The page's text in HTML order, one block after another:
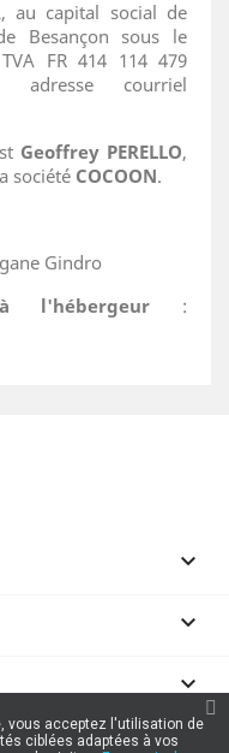
au capital social de
Besançon sous le
FR 414 114 479
adresse courriel
Geoffrey PERELLO,
société COCOON.
Gindro
l'hébergeur :



vous acceptez l'utilisation de
ciblées adaptées à vos